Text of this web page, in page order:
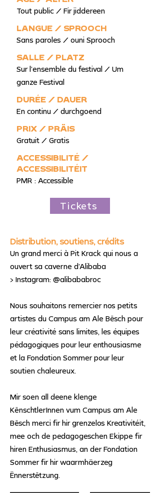
Tout public / Fir jiddereen
LANGUE / SPROOCH
Sans paroles / ouni Sprooch
SALLE / PLATZ
Sur l’ensemble du festival / Um
ganze Festival
DURÉE / DAUER
En continu / durchgoend
PRIX / PRÄIS
Gratuit / Gratis
ACCESSIBILITÉ /
ACCESSIBILITÉIT
PMR : Accessible
Tickets
Distribution, soutiens, crédits
Un grand merci à Pit Krack qui nous a
ouvert sa caverne d’Alibaba
> Instagram: @alibababroc
Nous souhaitons remercier nos petits
artistes du Campus am Ale Bësch pour
leur créativité sans limites, les équipes
pédagogiques pour leur enthousiasme
et la Fondation Sommer pour leur
soutien chaleureux.
Mir soen all deene klenge
KënschtlerInnen vum Campus am Ale
Bësch merci fir hir grenzelos Kreativitéit,
mee och de pedagogeschen Ekippe fir
hiren Enthusiasmus, an der Fondation
Sommer fir hir waarmhäerzeg
Ënnerstëtzung.